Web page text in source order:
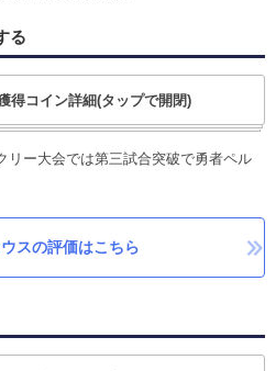
る
得コイン詳細(タップで開閉)
リー大会では第三試合突破で勇者ペル
スの評価はこちら